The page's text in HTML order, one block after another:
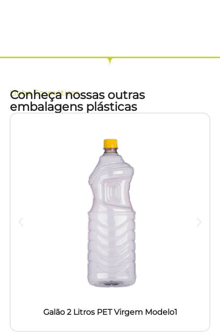
LinhaCosméticos
Conheça nossas outras
embalagens plásticas
Galão 2 Litros PET Virgem Modelo1